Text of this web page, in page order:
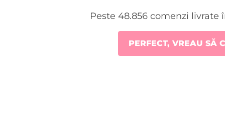
Peste 48.856 comenzi
PERFECT, VREAU SĂ